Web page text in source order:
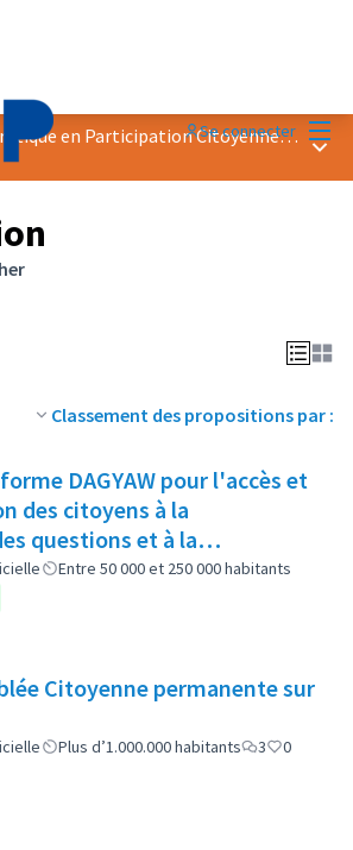
Se connecter
Prix &quot;Bonne Pratique en Participation Citoyenne&quot; 2023
Classement des propositions par :
DAGYAW pour l'accès et
des citoyens à la
questions et à la
d'options politiques
Entre 50 000 et 250 000 habitants
Citoyenne permanente sur
Plus d’1.000.000 habitants 3
0